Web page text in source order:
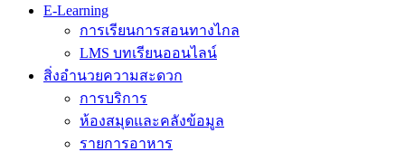
E-Learning
การเรียนการสอนทางไกล
LMS บทเรียนออนไลน์
สิ่งอำนวยความสะดวก
การบริการ
ห้องสมุดและคลังข้อมูล
รายการอาหาร